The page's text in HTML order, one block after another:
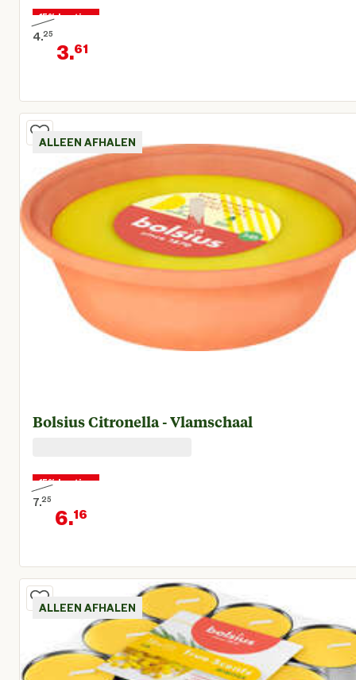
15% korting
4.25
Oorspronkelijke prijs € 4,25
3.61
Huidige prijs € 3,61
ALLEEN AFHALEN
Bolsius Citronella - Vlamschaal
15% korting
7. 25
Oorspronkelijke prijs € 7,25
6.16
Huidige prijs € 6,16
ALLEEN AFHALEN